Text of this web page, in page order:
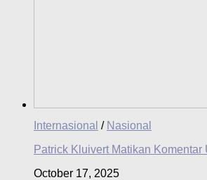
Internasional / Nasional
Patrick Kluivert Matikan Komentar
October 17, 2025